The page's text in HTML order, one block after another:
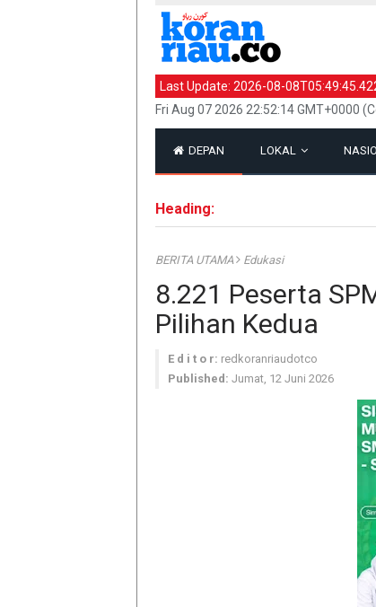
Last Update: 2026-08-
Fri Aug 07 2026 22:52:14 GMT+0000
DEPAN LOKAL
Heading:
BERITA UTAMA Edukasi
8.221 Peserta
Pilihan Kedua
E d i t o r: redkoranriaudotco
Published: Jumat, 12 Juni 2026